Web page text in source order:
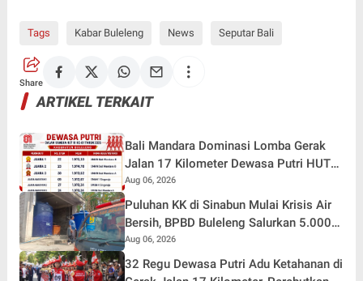
Tags Kabar Buleleng News Seputar Bali
Share
ARTIKEL TERKAIT
Bali Mandara Dominasi Lomba Gerak
Jalan 17 Kilometer Dewasa Putri HUT
RI ke-81 di Buleleng
Aug 06, 2026
Puluhan KK di Sinabun Mulai Krisis Air
Bersih, BPBD Buleleng Salurkan 5.000
Liter Air dan Siaga Hadapi Dampak
Kemarau
Aug 06, 2026
32 Regu Dewasa Putri Adu Ketahanan di